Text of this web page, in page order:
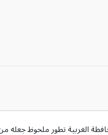
الغربية تطور ملحوظ جعله من